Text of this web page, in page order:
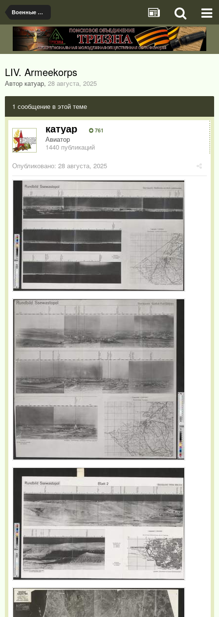
Военные фото до 1945 года
LIV. Armeekorps
Автор катуар, 28 августа, 2025
1 сообщение в этой теме
катуар 761
Авиатор
1440 публикаций
Опубликовано: 28 августа, 2025